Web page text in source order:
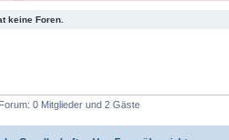
keine Foren.
0 Mitglieder und 2 Gäste